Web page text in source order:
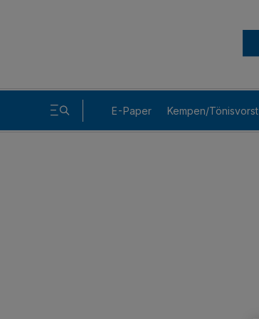
E-Paper Kempen/Tönisvorst